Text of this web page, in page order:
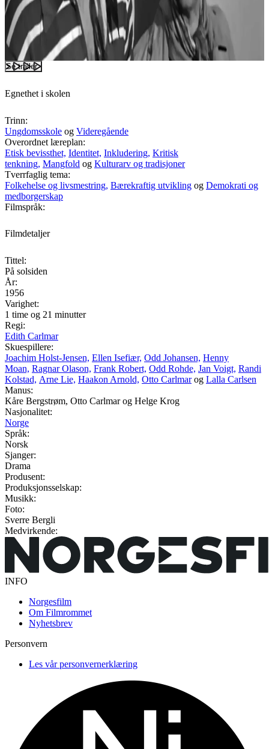
Se trailer
Egnethet i skolen
Trinn:
Ungdomsskole og Videregående
Overordnet læreplan:
Etisk bevissthet, Identitet, Inkludering, Kritisk
tenkning, Mangfold og Kulturarv og tradisjoner
Tverrfaglig tema:
Folkehelse og livsmestring, Bærekraftig utvikling og Demokrati og
medborgerskap
Filmspråk:
Filmdetaljer
Tittel:
På solsiden
År:
1956
Varighet:
1 time og 21 minutter
Regi:
Edith Carlmar
Skuespillere:
Joachim Holst-Jensen, Ellen Isefiær, Odd Johansen, Henny
Moan, Ragnar Olason, Frank Robert, Odd Rohde, Jan Voigt, Randi
Kolstad, Arne Lie, Haakon Arnold, Otto Carlmarog Lalla Carlsen
Manus:
Kåre Bergstrøm, Otto Carlmar og Helge Krog
Nasjonalitet:
Norge
Språk:
Norsk
Sjanger:
Drama
Produsent:
Produksjonsselskap:
Musikk:
Foto:
Sverre Bergli
Medvirkende:
INFO
Norgesfilm
Om Filmrommet
Nyhetsbrev
Personvern
Les vår personvernerklæring